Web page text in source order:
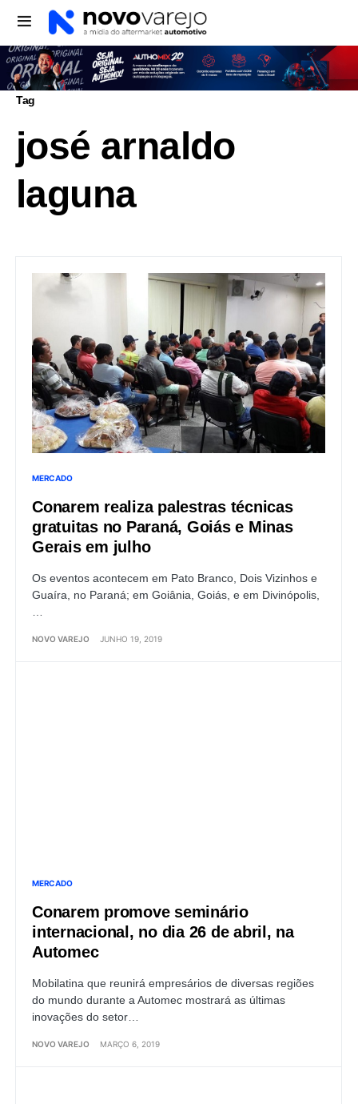
Tag
josé arnaldo
laguna
MERCADO
Conarem realiza palestras técnicas
gratuitas no Paraná, Goiás e Minas
Gerais em julho
Os eventos acontecem em Pato Branco, Dois Vizinhos e
Guaíra, no Paraná; em Goiânia, Goiás, e em Divinópolis,
NOVO VAREJO JUNHO 19, 2019
MERCADO
Conarem promove seminário
internacional, no dia 26 de abril, na
Automec
Mobilatina que reunirá empresários de diversas regiões
do mundo durante a Automec mostrará as últimas
inovações do setor…
NOVO VAREJO MARÇO 6, 2019